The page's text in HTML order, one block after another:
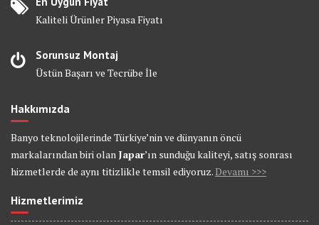
Kaliteli Ürünler Piyasa Fiyatı
Sorunsuz Montaj
Üstün Başarı ve Tecrübe İle
Hakkımızda
Banyo teknolojilerinde Türkiye’nin ve dünyanın öncü
markalarından biri olan Japar’ın sunduğu kaliteyi, satış sonrası
hizmetlerde de aynı titizlikle temsil ediyoruz. Devamı >>>
Hizmetlerimiz